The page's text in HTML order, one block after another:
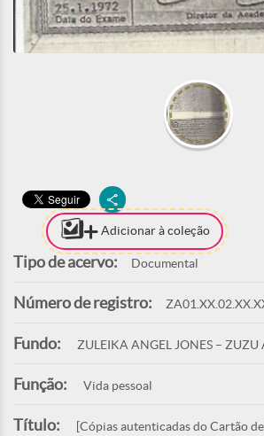
Adicionar à coleção
Tipo de acervo: Documental
Número de registro:
Fundo: ZULEIKA ANGEL JONES – ZUZU
Função: Vida pessoal
Título:
[Cópias autenticadas do Cartão